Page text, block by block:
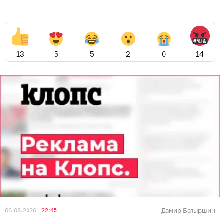
13 5 5 2 0 14
06.08.2026 22:45 Дамир Батыршин